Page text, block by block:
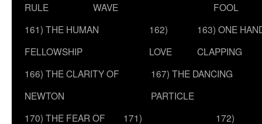
RULE
WAVE
FOOL
161) THE HUMAN
FELLOWSHIP
162)
LOVE
163) ONE
CLAPPING
166) THE CLARITY OF
NEWTON
167) THE DANCING
PARTICLE
170) THE FEAR OF
171)
172)